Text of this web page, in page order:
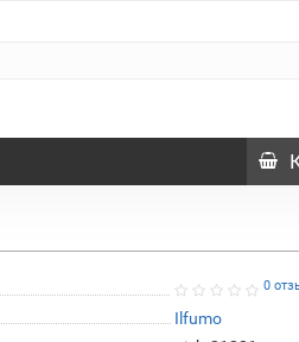
0
Ilfumo